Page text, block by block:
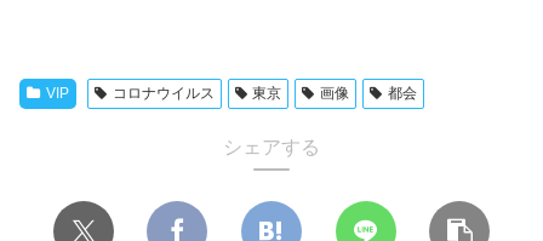
VIP コロナウイルス 東京 画像 都会
シェアする